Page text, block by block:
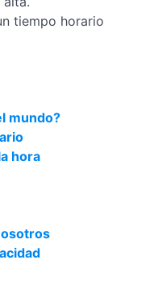
tiempo horario
mundo?
hora